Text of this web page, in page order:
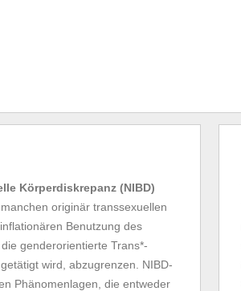
Körperdiskrepanz (NIBD)
originär transsexuellen
Benutzung des
genderorientierte Trans*-
wird, abzugrenzen. NIBD-
Phänomenlagen, die entweder